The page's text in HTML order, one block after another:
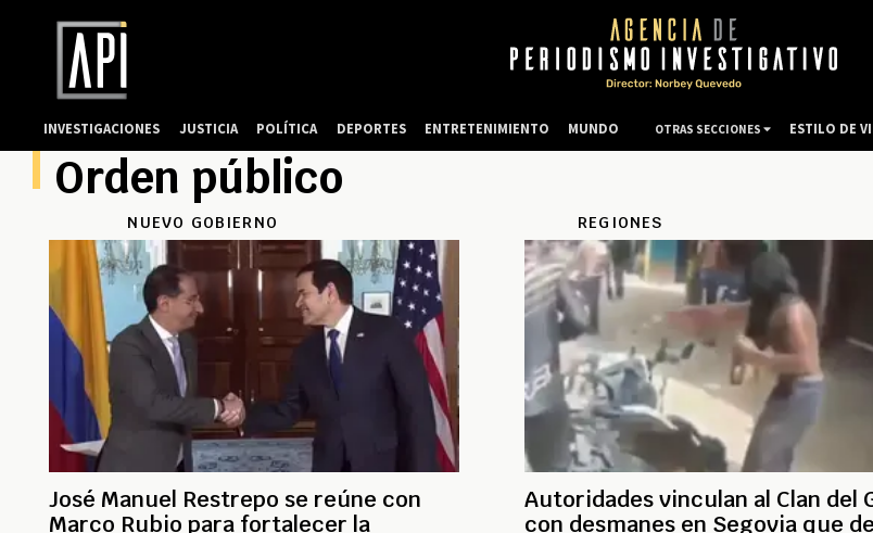
Orden público
NUEVO GOBIERNO
José Manuel Restrepo se reúne con
Marco Rubio para fortalecer la
REGIONES
Autoridades vinculan al Clan del
con desmanes en Segovia que
INVESTIGACIONES JUSTICIA POLÍTICA DEPORTES ENTRETENIMIENTO MUNDO OTRAS SECCIONES ESTILO DE